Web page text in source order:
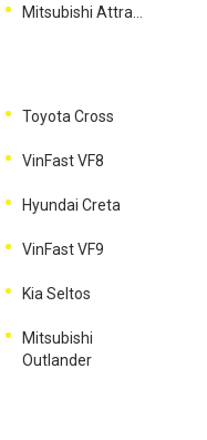
Toyota Cross
VinFast VF8
Hyundai Creta
VinFast VF9
Kia Seltos
Mitsubishi
Outlander